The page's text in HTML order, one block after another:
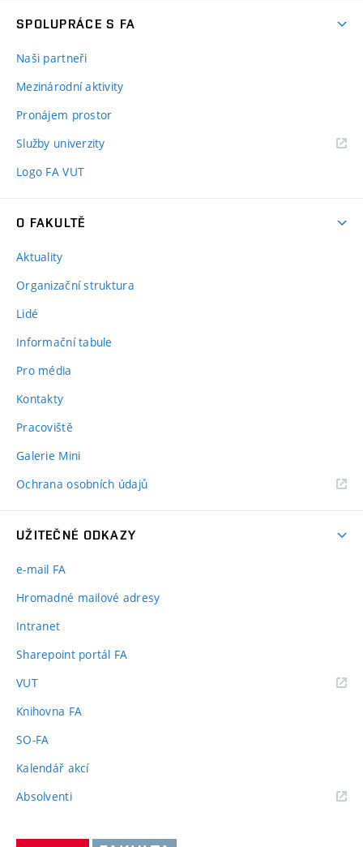
SPOLUPRÁCE S FA
Naši partneři
Mezinárodní aktivity
Pronájem prostor
Služby univerzity
Logo FA VUT
O FAKULTĚ
Aktuality
Organizační struktura
Lidé
Informační tabule
Pro média
Kontakty
Pracoviště
Galerie Mini
Ochrana osobních údajů
UŽITEČNÉ ODKAZY
e-mail FA
Hromadné mailové adresy
Intranet
Sharepoint portál FA
VUT(externí
Knihovna FA
SO-FA
Kalendář akcí
Absolventi(externí